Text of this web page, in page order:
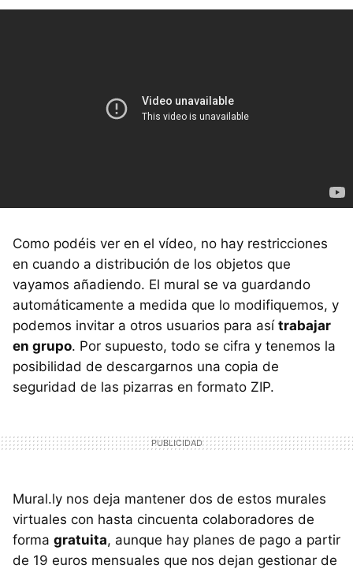
Como podéis ver en el vídeo, no hay restricciones
en cuando a distribución de los objetos que
vayamos añadiendo. El mural se va guardando
automáticamente a medida que lo modifiquemos, y
podemos invitar a otros usuarios para así trabajar
en grupo. Por supuesto, todo se cifra y tenemos la
posibilidad de descargarnos una copia de
seguridad de las pizarras en formato ZIP.
Mural.ly nos deja mantener dos de estos murales
virtuales con hasta cincuenta colaboradores de
forma gratuita, aunque hay planes de pago a partir
de 19 euros mensuales que nos dejan gestionar de